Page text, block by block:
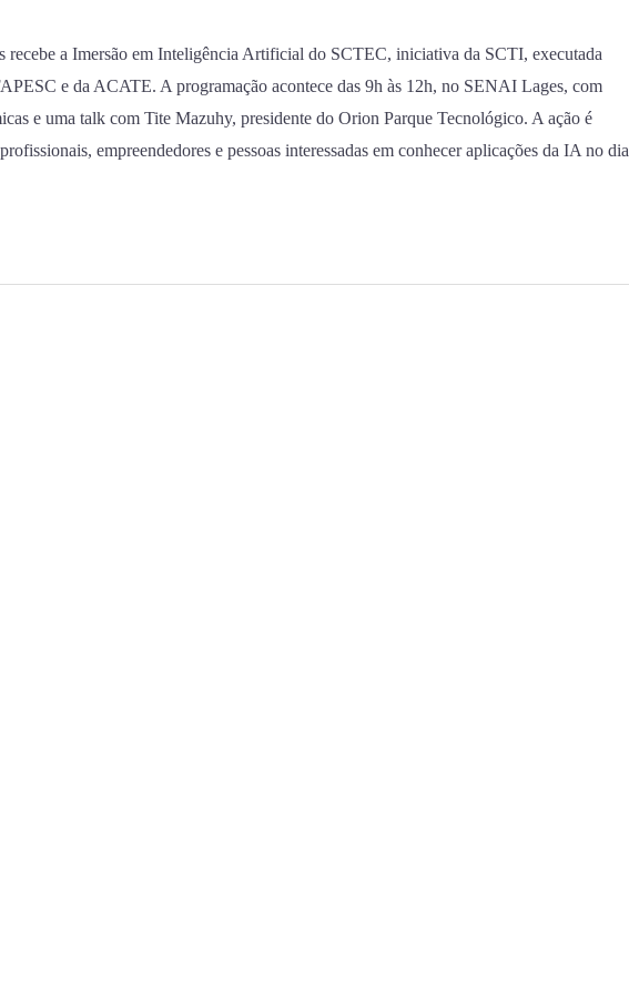
recebe a Imersão em Inteligência Artificial do SCTEC, iniciativa da SCTI, executada
e da ACATE. A programação acontece das 9h às 12h, no SENAI Lages, com
e uma talk com Tite Mazuhy, presidente do Orion Parque Tecnológico. A ação é
empreendedores e pessoas interessadas em conhecer aplicações da IA no dia